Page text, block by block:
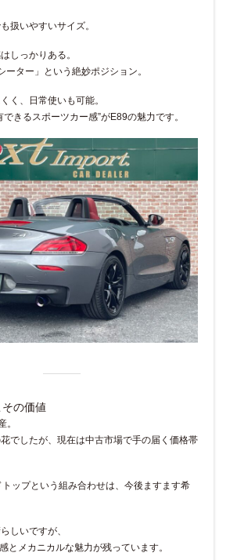
扱いやすいサイズ。
しっかりある。
ーター」という絶妙ポジション。
く、日常使いも可能。
できるスポーツカー感”がE89の魅力です。
の価値
。
でしたが、現在は中古市場で手の届く価格帯
ップという組み合わせは、今後ますます希
しいですが、
とメカニカルな魅力が残っています。